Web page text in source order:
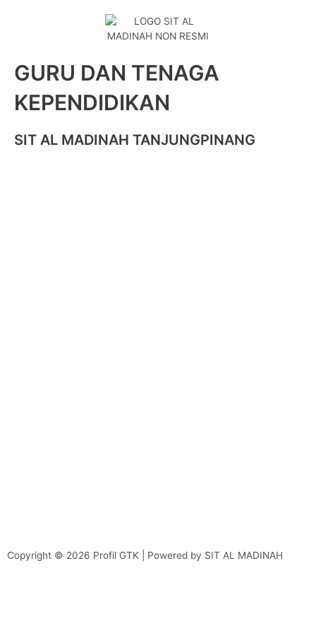
GURU DAN TENAGA
KEPENDIDIKAN
SIT AL MADINAH TANJUNGPINANG
Copyright © 2026 Profil GTK | Powered by SIT AL MADINAH